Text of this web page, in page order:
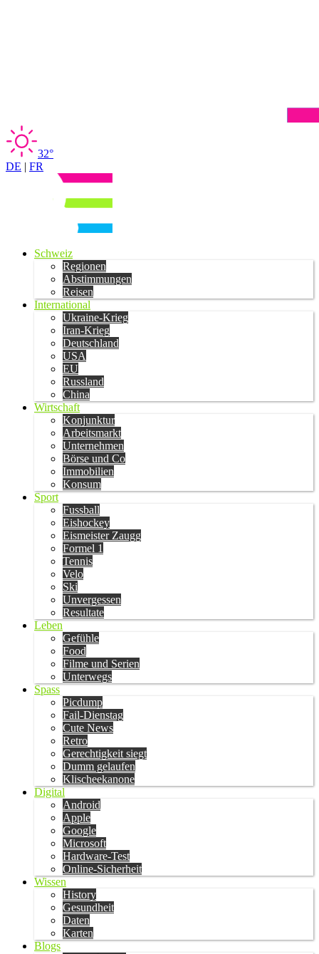
32°
DE | FR
Schweiz
Regionen
Abstimmungen
Reisen
International
Ukraine-Krieg
Iran-Krieg
Deutschland
USA
EU
Russland
China
Wirtschaft
Konjunktur
Arbeitsmarkt
Unternehmen
Börse und Co
Immobilien
Konsum
Sport
Fussball
Eishockey
Eismeister Zaugg
Formel 1
Tennis
Velo
Ski
Unvergessen
Resultate
Leben
Gefühle
Food
Filme und Serien
Unterwegs
Spass
Picdump
Fail-Dienstag
Cute News
Retro
Gerechtigkeit siegt
Dumm gelaufen
Klischeekanone
Digital
Android
Apple
Google
Microsoft
Hardware-Test
Online-Sicherheit
Wissen
History
Gesundheit
Daten
Karten
Blogs